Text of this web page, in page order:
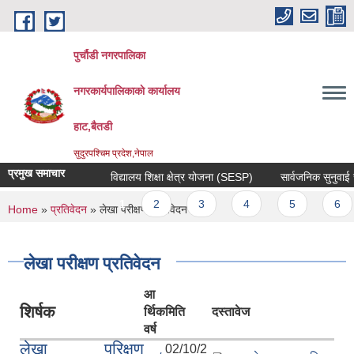
Skip to main content
पुर्चौडी नगरपालिका
नगरकार्यपालिकाकाे कार्यालय
हाट,बैतडी
सुदुरपश्चिम प्रदेश,नेपाल
प्रमुख समाचार विद्यालय शिक्षा क्षेत्र योजना (SESP) सार्वजनिक सुनुवाई
Pages
1 2 3
You are here
Home » प्रतिवेदन » लेखा परीक्षण प्रतिवेदन
लेखा परीक्षण प्रतिवेदन
शिर्षक
आ
र्थिक
वर्ष
मिति दस्तावेज
लेखा परिक्षण
02/10/2